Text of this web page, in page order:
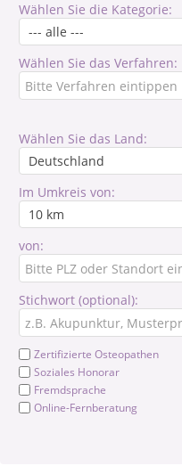
Wählen Sie die Kategorie:
Wählen Sie das Verfahren:
Wählen Sie das Land:
Im Umkreis von:
von:
Stichwort (optional):
Zertifizierte Osteopathen
Soziales Honorar
Fremdsprache
Online-Fernberatung